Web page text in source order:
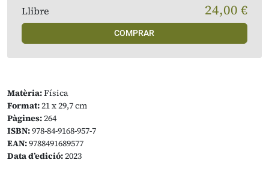
Matèria:Física
Format:21 x 29,7 cm
Pàgines:264
ISBN:978-84-9168-957-7
EAN:9788491689577
Data d’edició:2023
Llibre 24,00 €
COMPRAR